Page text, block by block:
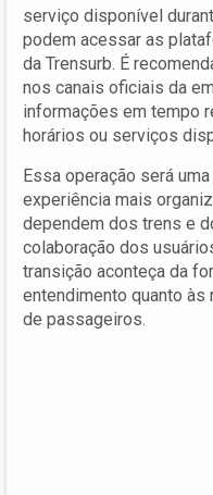
serviço disponível
podem acessar as
da Trensurb. É
nos canais oficiais da
informações em tempo
horários ou serviços
Essa operação será
experiência mais
dependem dos trens e
colaboração dos
transição aconteça da
entendimento quanto
de passageiros.